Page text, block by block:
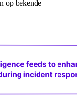
op bekende